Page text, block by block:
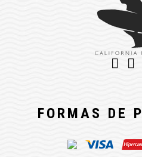
FORMAS DE